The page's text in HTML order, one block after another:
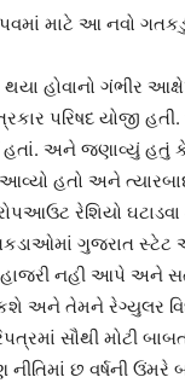
માટે આ નવો
થયા હોવાનો ગંભીર
પરિષદ યોજી
હતાં. અને જણાવ્યું હતું
હતો અને ત્યારબાદ
રેશિયો
ગુજરાત સ્ટેટ
હાજરી નહી આપે અને
અને તેમને રેગ્યુલર
સૌથી મોટી બાબત
નીતિમાં છ વર્ષની